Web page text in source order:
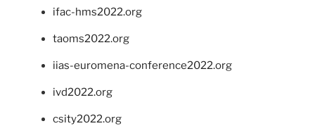
ifac-hms2022.org
taoms2022.org
iias-euromena-conference2022.org
ivd2022.org
csity2022.org